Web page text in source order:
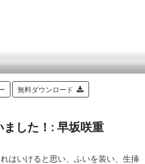
無料ダウンロード
した！: 早坂咲重
はいけると思い、ふいを装い、生挿